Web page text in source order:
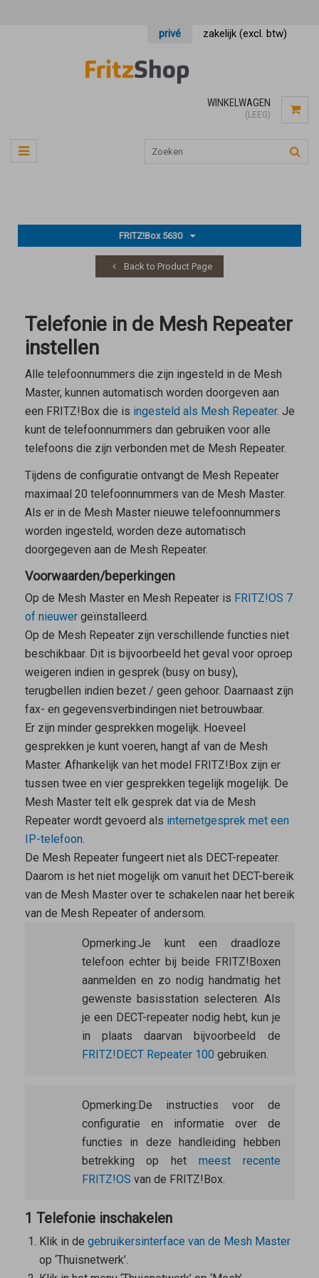
privé zakelijk (excl. btw)
WINKELWAGEN
(LEEG)
FRITZ!Box 5630
Back to Product Page
Telefonie in de Mesh Repeater
instellen
Alle telefoonnummers die zijn ingesteld in de Mesh
Master, kunnen automatisch worden doorgeven aan
een FRITZ!Box die is ingesteld als Mesh Repeater. Je
kunt de telefoonnummers dan gebruiken voor alle
telefoons die zijn verbonden met de Mesh Repeater.
Tijdens de configuratie ontvangt de Mesh Repeater
maximaal 20 telefoonnummers van de Mesh Master.
Als er in de Mesh Masternieuwe telefoonnummers
worden ingesteld, worden deze automatisch
doorgegeven aan de Mesh Repeater.
Voorwaarden/beperkingen
Op de Mesh Masteren Mesh Repeateris FRITZ!OS 7
of nieuwergeïnstalleerd.
Op de Mesh Repeaterzijn verschillende functies niet
beschikbaar. Dit is bijvoorbeeld het geval voor oproep
weigeren indien in gesprek (busy on busy),
terugbellen indien bezet / geen gehoor. Daarnaast zijn
fax- en gegevensverbindingen niet betrouwbaar.
Er zijn minder gesprekken mogelijk. Hoeveel
gesprekken je kunt voeren, hangt af van de Mesh
Master. Afhankelijk van het model FRITZ!Box zijn er
tussen twee en vier gesprekken tegelijk mogelijk. De
Mesh Mastertelt elk gesprek dat via de Mesh
Repeaterwordt gevoerd als internetgesprek met een
IP-telefoon.
De Mesh Repeaterfungeert nietals DECT-repeater.
Daarom is het niet mogelijk om vanuit het DECT-bereik
van de Mesh Masterover te schakelen naar het bereik
van de Mesh Repeaterof andersom.
Opmerking:Je kunt een draadloze
telefoon echter bij beide FRITZ!Boxen
aanmelden en zo nodig handmatig het
gewenste basisstation selecteren. Als
je een DECT-repeater nodig hebt, kun je
in plaats daarvan bijvoorbeeld de
FRITZ!DECT Repeater 100 gebruiken.
Opmerking:De instructies voor de
configuratie en informatie over de
functies in deze handleiding hebben
betrekking op het meest recente
FRITZ!OS van de FRITZ!Box.
1 Telefonie inschakelen
Klik in de gebruikersinterface van de Mesh Master
op ‘Thuisnetwerk’.